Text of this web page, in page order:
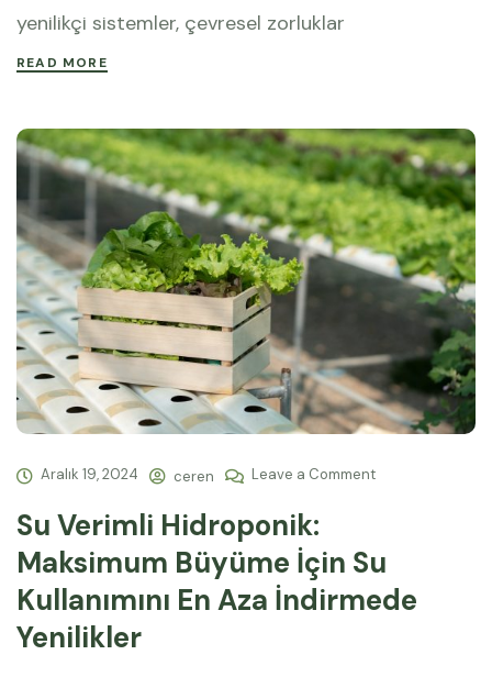
yenilikçi sistemler, çevresel zorluklar
READ MORE
Aralık 19, 2024 ceren Leave a Comment
Su Verimli Hidroponik:
Maksimum Büyüme İçin Su
Kullanımını En Aza İndirmede
Yenilikler